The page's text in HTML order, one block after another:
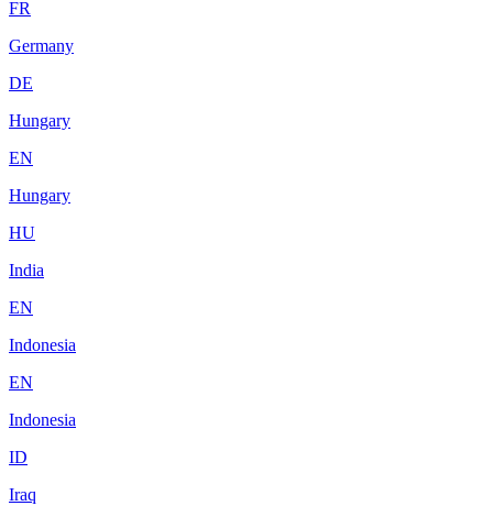
FR
Germany
DE
Hungary
EN
Hungary
HU
India
EN
Indonesia
EN
Indonesia
ID
Iraq